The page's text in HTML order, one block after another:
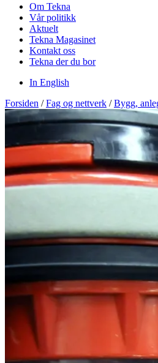
Om Tekna
Vår politikk
Aktuelt
Tekna Magasinet
Kontakt oss
Tekna der du bor
In English
Forsiden / Fag og nettverk / Bygg,